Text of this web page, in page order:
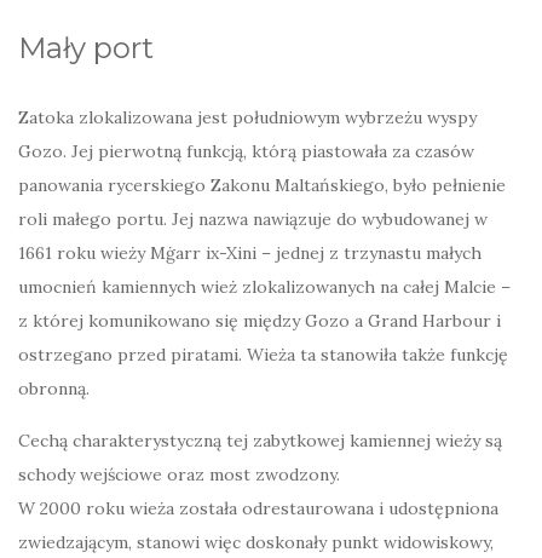
Mały port
Zatoka zlokalizowana jest południowym wybrzeżu wyspy
Gozo. Jej pierwotną funkcją, którą piastowała za czasów
panowania rycerskiego Zakonu Maltańskiego, było pełnienie
roli małego portu. Jej nazwa nawiązuje do wybudowanej w
1661 roku wieży Mġarr ix-Xini – jednej z trzynastu małych
umocnień kamiennych wież zlokalizowanych na całej Malcie –
z której komunikowano się między Gozo a Grand Harbour i
ostrzegano przed piratami. Wieża ta stanowiła także funkcję
obronną.
Cechą charakterystyczną tej zabytkowej kamiennej wieży są
schody wejściowe oraz most zwodzony.
W 2000 roku wieża została odrestaurowana i udostępniona
zwiedzającym, stanowi więc doskonały punkt widowiskowy,